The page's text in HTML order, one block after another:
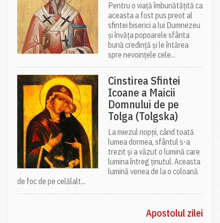
Pentru o viață îmbunătățită ca
aceasta a fost pus preot al
sfintei biserici a lui Dumnezeu
și învăța popoarele sfânta
bună credință și le întărea
spre nevoințele cele...
Cinstirea Sfintei
Icoane a Maicii
Domnului de pe
Tolga (Tolgska)
La miezul nopții, când toată
lumea dormea, sfântul s-a
trezit și a văzut o lumină care
lumina întreg ținutul. Aceasta
lumină venea de la o coloană
de foc de pe celălalt...
Apostolul zilei